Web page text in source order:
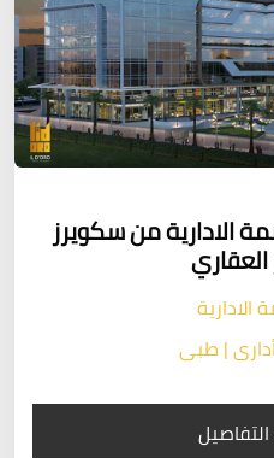
الادارية من سكويرز
الادارية
| طبى